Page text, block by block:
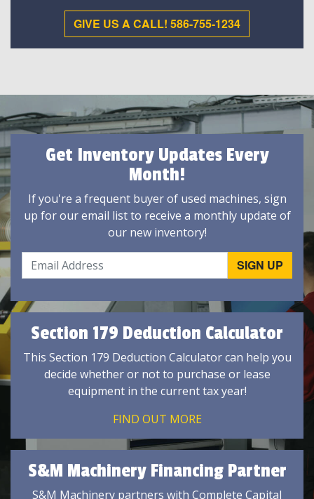
GIVE US A CALL! 586-755-1234
Get Inventory Updates Every
Month!
If you're a frequent buyer of used machines, sign
up for our email list to receive a monthly update of
our new inventory!
Section 179 Deduction Calculator
This Section 179 Deduction Calculator can help you
decide whether or not to purchase or lease
equipment in the current tax year!
FIND OUT MORE
S&M Machinery Financing Partner
S&M Machinery partners with Complete Capital